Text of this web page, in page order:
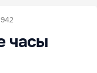
часы